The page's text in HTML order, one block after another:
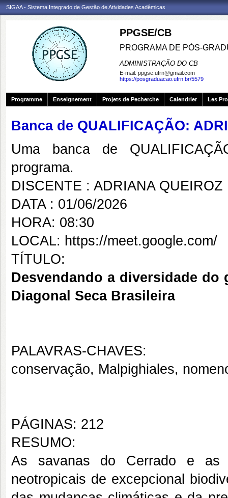
SIGAA - Sistema Integrado de Gestão de Atividades Acadêmicas
PPGSE/CB
PROGRAMA DE PÓS-
ADMINISTRAÇÃO DO CB
E-mail: ppgse.ufrn@gmail.com
https://posgraduacao.ufrn.br/5579
Programme Enseignement Projets de Pecherche Calendrier Les
Banca de QUALIFICAÇÃO:
Uma banca de
programa.
DISCENTE : ADRIANA QUEIROZ
DATA : 01/06/2026
HORA: 08:30
LOCAL: https://meet.google.com/
TÍTULO:
Desvendando a diversidade do
Diagonal Seca Brasileira
PALAVRAS-CHAVES:
conservação, Malpighiales,
PÁGINAS: 212
RESUMO:
As savanas do Cerrado e as
neotropicais de excepcional